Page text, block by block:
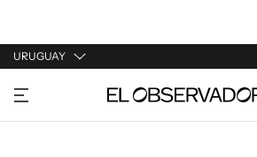
URUGUAY
URUGUAY
ARGENTINA